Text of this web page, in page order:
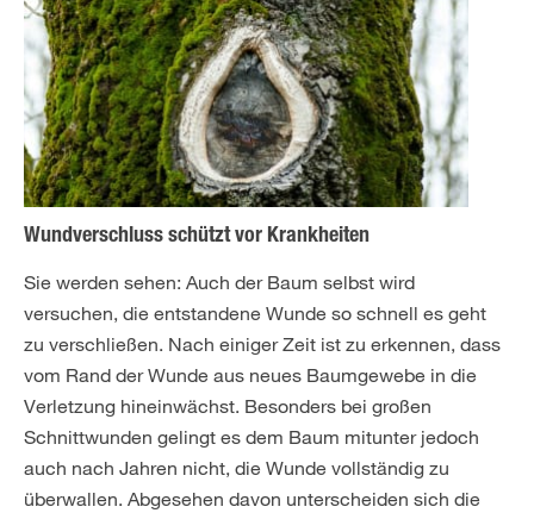
Wundverschluss schützt vor Krankheiten
Sie werden sehen: Auch der Baum selbst wird
versuchen, die entstandene Wunde so schnell es geht
zu verschließen. Nach einiger Zeit ist zu erkennen, dass
vom Rand der Wunde aus neues Baumgewebe in die
Verletzung hineinwächst. Besonders bei großen
Schnittwunden gelingt es dem Baum mitunter jedoch
auch nach Jahren nicht, die Wunde vollständig zu
überwallen. Abgesehen davon unterscheiden sich die